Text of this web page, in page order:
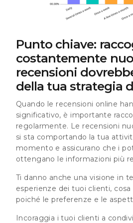
Punto chiave:
costantemente
recensioni
della tua strategia
Quando le recensioni online
significativo, è importante
regolarmente. Le recensioni
si sta comportando la tua
momento e assicurano che i
ottengano le informazioni più
Ti danno anche una visione in
esperienze dei tuoi clienti,
poiché le preferenze e le
Incoraggia i tuoi clienti a